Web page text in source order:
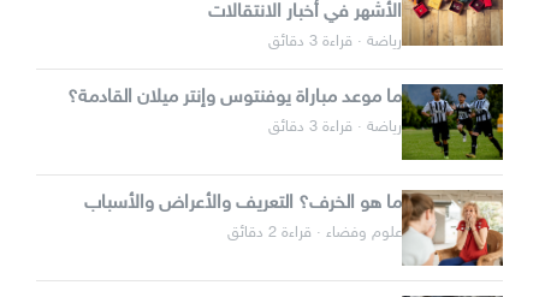
الأشهر في أخبار الانتقالات
رياضة · قراءة 3 دقائق
ما موعد مباراة يوفنتوس وإنتر ميلان القادمة؟
رياضة · قراءة 3 دقائق
ما هو الخرف؟ التعريف والأعراض والأسباب
علوم وفضاء · قراءة 2 دقائق